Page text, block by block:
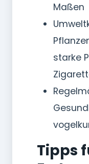
Maßen
starke
Tipps